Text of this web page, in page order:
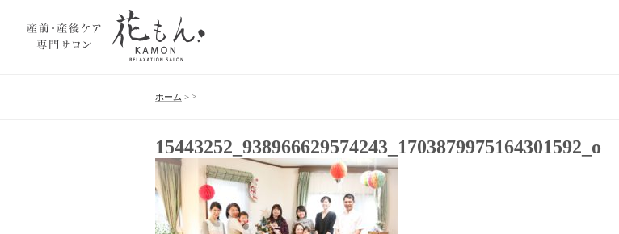
ホーム > >
15443252_938966629574243_1703879975164301592_o